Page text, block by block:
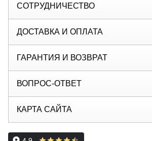
СОТРУДНИЧЕСТВО
ДОСТАВКА И ОПЛАТА
ГАРАНТИЯ И ВОЗВРАТ
ВОПРОС-ОТВЕТ
КАРТА САЙТА